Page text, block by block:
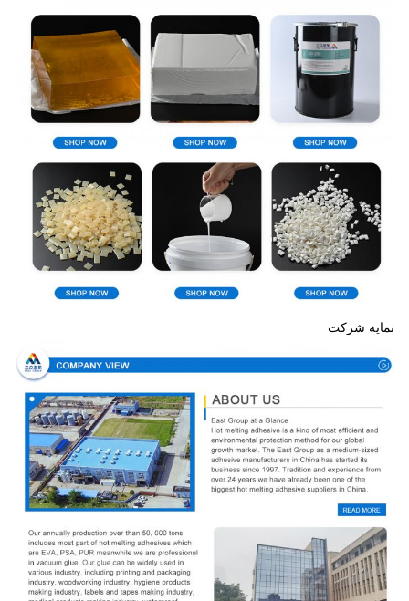
نمایه شرکت